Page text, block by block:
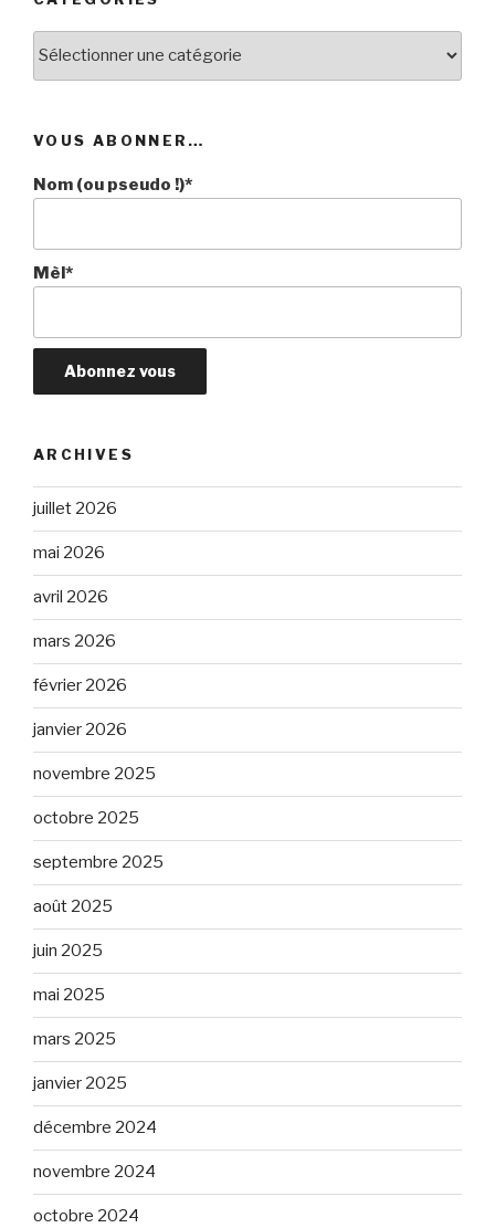
VOUS ABONNER…
Nom (ou pseudo !)*
Mèl*
ARCHIVES
juillet 2026
mai 2026
avril 2026
mars 2026
février 2026
janvier 2026
novembre 2025
octobre 2025
septembre 2025
août 2025
juin 2025
mai 2025
mars 2025
janvier 2025
décembre 2024
novembre 2024
octobre 2024